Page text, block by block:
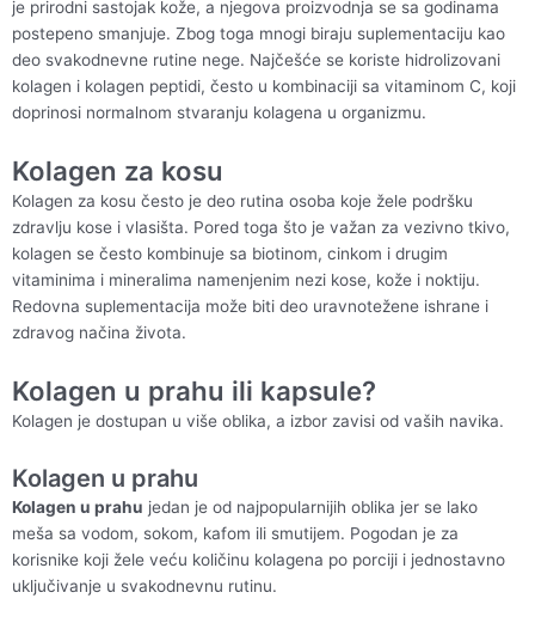
je prirodni sastojak kože, a njegova proizvodnja se sa godinama
postepeno smanjuje. Zbog toga mnogi biraju suplementaciju kao
deo svakodnevne rutine nege. Najčešće se koriste hidrolizovani
kolagen i kolagen peptidi, često u kombinaciji sa vitaminom C, koji
doprinosi normalnom stvaranju kolagena u organizmu.
Kolagen za kosu
Kolagen za kosu često je deo rutina osoba koje žele podršku
zdravlju kose i vlasišta. Pored toga što je važan za vezivno tkivo,
kolagen se često kombinuje sa biotinom, cinkom i drugim
vitaminima i mineralima namenjenim nezi kose, kože i noktiju.
Redovna suplementacija može biti deo uravnotežene ishrane i
zdravog načina života.
Kolagen u prahu ili kapsule?
Kolagen je dostupan u više oblika, a izbor zavisi od vaših navika.
Kolagen u prahu
Kolagen u prahu jedan je od najpopularnijih oblika jer se lako
meša sa vodom, sokom, kafom ili smutijem. Pogodan je za
korisnike koji žele veću količinu kolagena po porciji i jednostavno
uključivanje u svakodnevnu rutinu.